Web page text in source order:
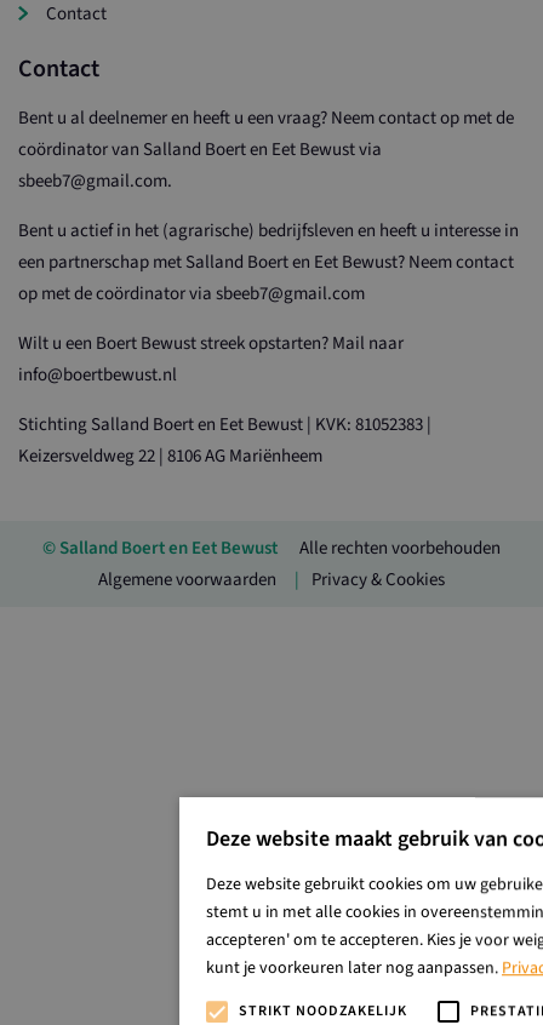
Contact
Contact
Bent u al deelnemer en heeft u een vraag? Neem contact op met de
coördinator van Salland Boert en Eet Bewust via
sbeeb7@gmail.com.
Bent u actief in het (agrarische) bedrijfsleven en heeft u interesse in
een partnerschap met Salland Boert en Eet Bewust? Neem contact
op met de coördinator via sbeeb7@gmail.com
Wilt u een Boert Bewust streek opstarten? Mail naar
info@boertbewust.nl
Stichting Salland Boert en Eet Bewust | KVK: 81052383 |
Keizersveldweg 22 | 8106 AG Mariënheem
© Salland Boert en Eet Bewust
Alle rechten voorbehouden
Algemene voorwaarden
Privacy & Cookies
Deze website maakt gebruik van
Deze website gebruikt cookies om uw
stemt u in met alle cookies in
accepteren' om te accepteren. Kies je voor
kunt je voorkeuren later nog aanpassen.
STRIKT NOODZAKELIJK